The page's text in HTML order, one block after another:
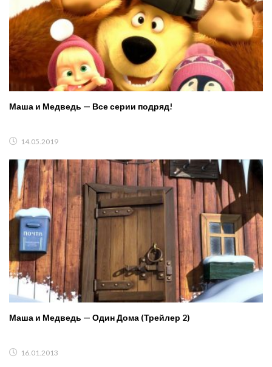
Маша и Медведь — Все серии подряд!
14.05.2019
Маша и Медведь — Один Дома (Трейлер 2)
16.01.2013